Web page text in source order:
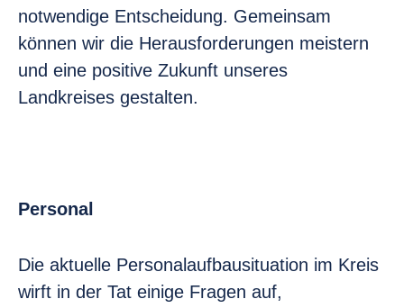
notwendige Entscheidung. Gemeinsam
können wir die Herausforderungen meistern
und eine positive Zukunft unseres
Landkreises gestalten.
Personal
Die aktuelle Personalaufbausituation im Kreis
wirft in der Tat einige Fragen auf,